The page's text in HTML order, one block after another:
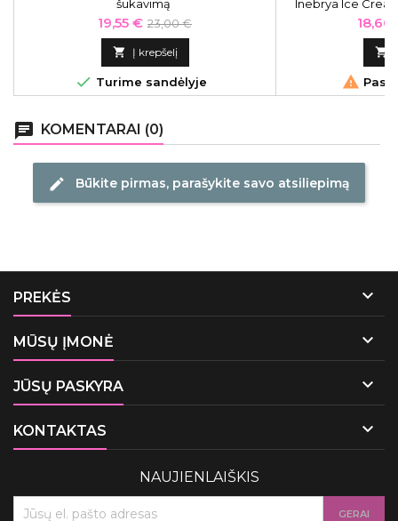
šukavimą
Kaina
19,55 € Bazinė
kaina
23,00 €
 Į krepšelį
 Turime sandėlyje
Inebrya Ice
Kaina
18,60


chat KOMENTARAI (0)
edit Būkite pirmas, parašykite savo atsiliepimą
PREKĖS 
MŪSŲ ĮMONĖ 
JŪSŲ PASKYRA 
KONTAKTAS 
NAUJIENLAIŠKIS